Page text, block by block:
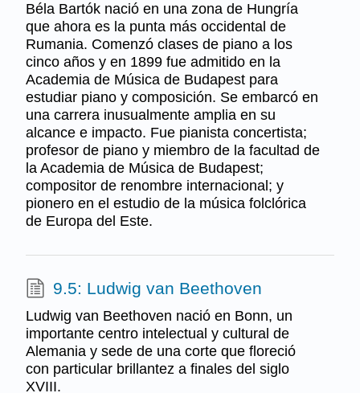
Béla Bartók nació en una zona de Hungría
que ahora es la punta más occidental de
Rumania. Comenzó clases de piano a los
cinco años y en 1899 fue admitido en la
Academia de Música de Budapest para
estudiar piano y composición. Se embarcó en
una carrera inusualmente amplia en su
alcance e impacto. Fue pianista concertista;
profesor de piano y miembro de la facultad de
la Academia de Música de Budapest;
compositor de renombre internacional; y
pionero en el estudio de la música folclórica
de Europa del Este.
9.5: Ludwig van Beethoven
Ludwig van Beethoven nació en Bonn, un
importante centro intelectual y cultural de
Alemania y sede de una corte que floreció
con particular brillantez a finales del siglo
XVIII.